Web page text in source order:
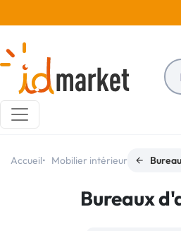
Accueil Mobilier intérieur Bureau
Bureaux